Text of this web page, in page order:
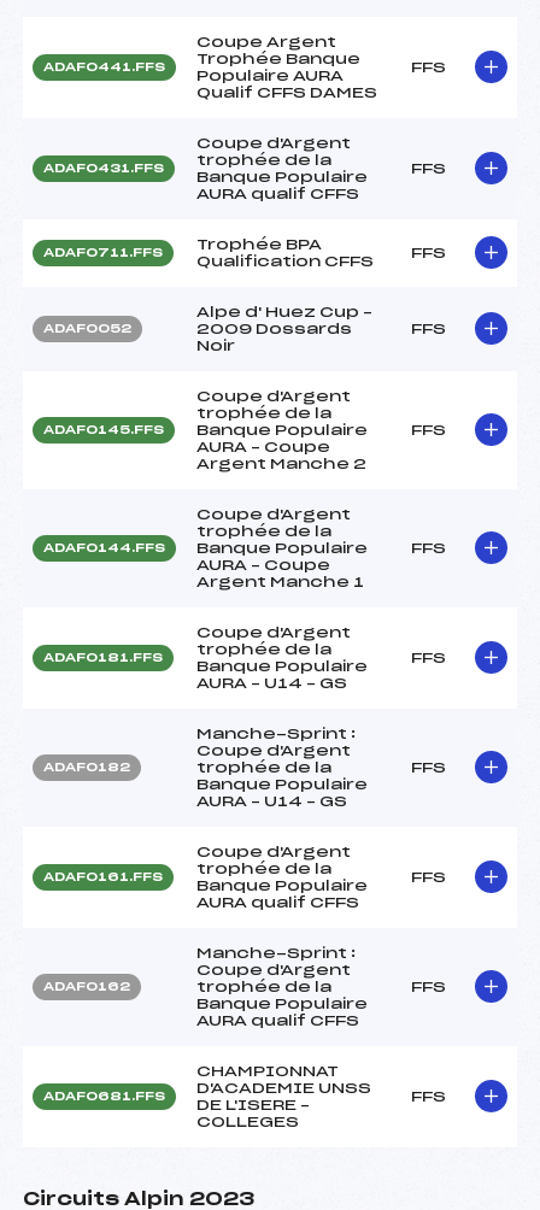
ADAF0441.FFS
Coupe Argent
Trophée Banque
Populaire AURA
Qualif CFFS DAMES
FFS
ADAF0431.FFS
Coupe d'Argent
trophée de la
Banque Populaire
AURA qualif CFFS
FFS
ADAF0711.FFS
Trophée BPA
Qualification CFFS
FFS
ADAF0052
Alpe d' Huez Cup –
2009 Dossards
Noir
FFS
ADAF0145.FFS
Coupe d'Argent
trophée de la
Banque Populaire
AURA – Coupe
Argent Manche 2
FFS
ADAF0144.FFS
Coupe d'Argent
trophée de la
Banque Populaire
AURA – Coupe
Argent Manche 1
FFS
ADAF0181.FFS
Coupe d'Argent
trophée de la
Banque Populaire
AURA – U14 – GS
FFS
ADAF0182
Manche-Sprint :
Coupe d'Argent
trophée de la
Banque Populaire
AURA – U14 – GS
FFS
ADAF0161.FFS
Coupe d'Argent
trophée de la
Banque Populaire
AURA qualif CFFS
FFS
ADAF0162
Manche-Sprint :
Coupe d'Argent
trophée de la
Banque Populaire
AURA qualif CFFS
FFS
ADAF0681.FFS
CHAMPIONNAT
D'ACADEMIE UNSS
DE L'ISERE –
COLLEGES
FFS
Circuits Alpin 2023